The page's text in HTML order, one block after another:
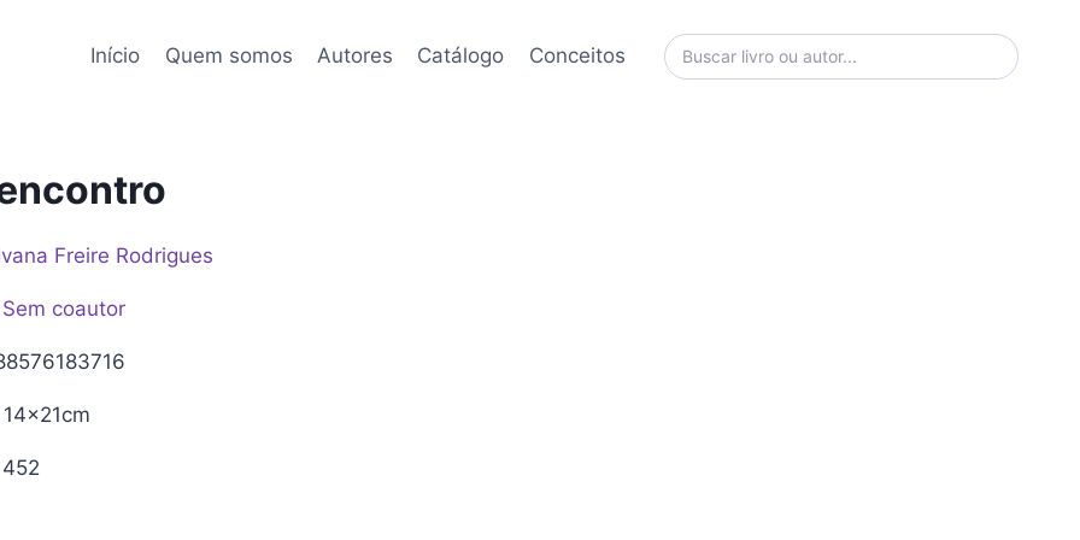
Início Quem somos Autores Catálogo Conceitos
Freire Rodrigues
Sem coautor
14x21cm
452